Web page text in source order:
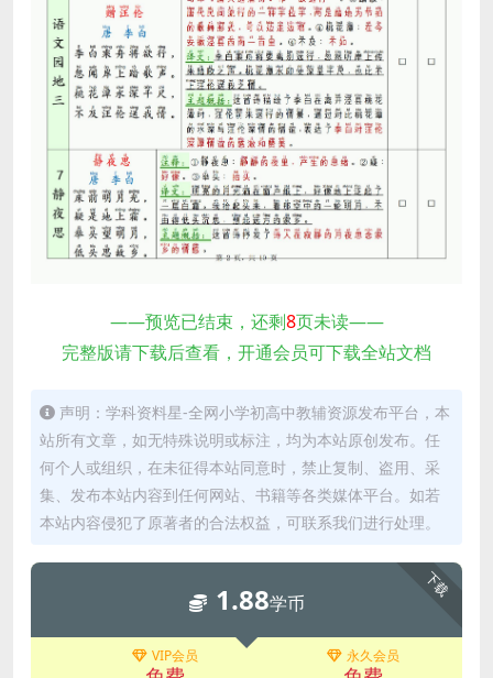
——预览已结束，还剩8页未读——
完整版请下载后查看，开通会员可下载全站文档
声明：学科资料星-全网小学初高中教辅资源发布平台，本
站所有文章，如无特殊说明或标注，均为本站原创发布。任
何个人或组织，在未征得本站同意时，禁止复制、盗用、采
集、发布本站内容到任何网站、书籍等各类媒体平台。如若
本站内容侵犯了原著者的合法权益，可联系我们进行处理。
下载
1.88学币
VIP会员 永久会员